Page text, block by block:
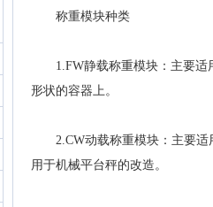
称重模块种类
1.FW静载称重模块：主要适
形状的容器上。
2.CW动载称重模块：主要适
用于机械平台秤的改造。